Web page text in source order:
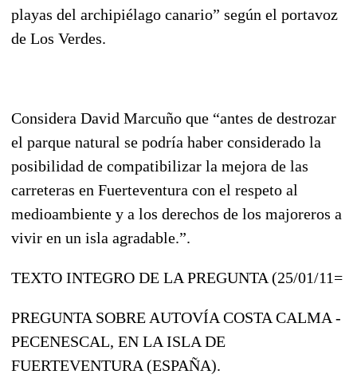
playas del archipiélago canario” según el portavoz
de Los Verdes.
Considera David Marcuño que “antes de destrozar
el parque natural se podría haber considerado la
posibilidad de compatibilizar la mejora de las
carreteras en Fuerteventura con el respeto al
medioambiente y a los derechos de los majoreros a
vivir en un isla agradable.”.
TEXTO INTEGRO DE LA PREGUNTA (25/01/11=
PREGUNTA SOBRE AUTOVÍA COSTA CALMA -
PECENESCAL, EN LA ISLA DE
FUERTEVENTURA (ESPAÑA).